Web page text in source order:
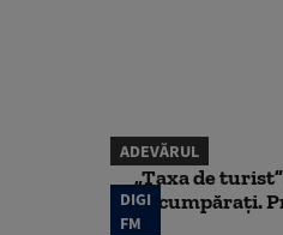
ADEVĂRUL
„Taxa de
să cumpărați.
DIGI
FM